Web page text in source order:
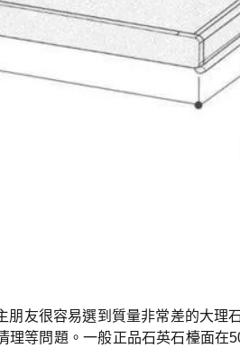
友很容易選到質量非常差的大理
理等問題。一般正品石英石檯面在